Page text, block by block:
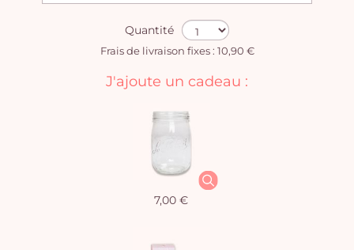
Quantité
Frais de livraison fixes : 10,90 €
J'ajoute un cadeau :
7,00 €